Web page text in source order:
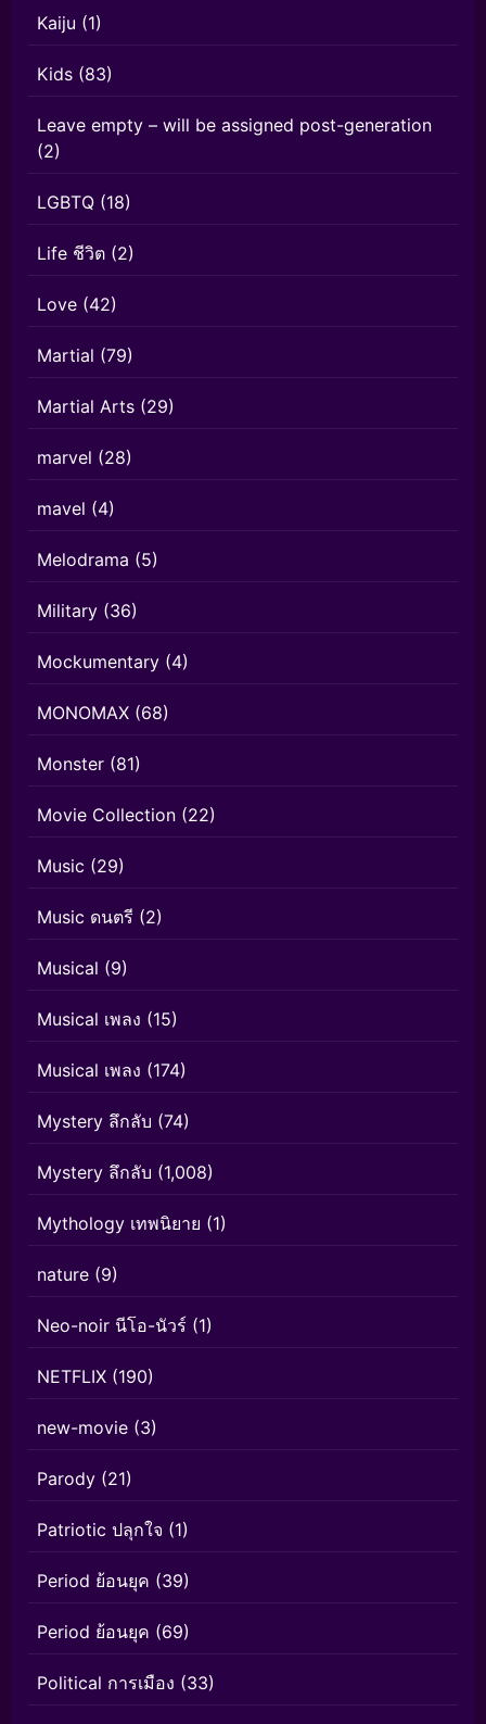
Kaiju (1)
Kids (83)
Leave empty – will be assigned post-generation
(2)
LGBTQ (18)
Life ชีวิต (2)
Love (42)
Martial (79)
Martial Arts (29)
marvel (28)
mavel (4)
Melodrama (5)
Military (36)
Mockumentary (4)
MONOMAX (68)
Monster (81)
Movie Collection (22)
Music (29)
Music ดนตรี (2)
Musical (9)
Musical เพลง (15)
Musical เพลง (174)
Mystery ลึกลับ (74)
Mystery ลึกลับ (1,008)
Mythology เทพนิยาย (1)
nature (9)
Neo-noir นีโอ-นัวร์ (1)
NETFLIX (190)
new-movie (3)
Parody (21)
Patriotic ปลุกใจ (1)
Period ย้อนยุค (39)
Period ย้อนยุค (69)
Political การเมือง (33)